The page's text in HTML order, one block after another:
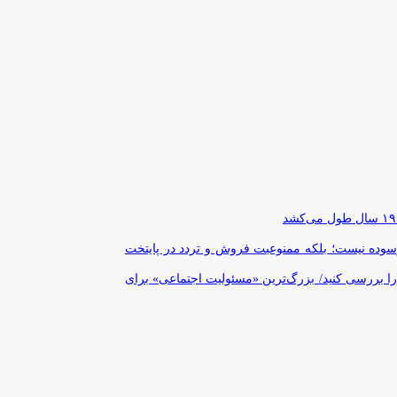
نیست؛ بلکه ممنوعیت فروش و تردد در پایتخت
بررسی کنید/ بزرگ‌ترین «مسئولیت اجتماعی» برای